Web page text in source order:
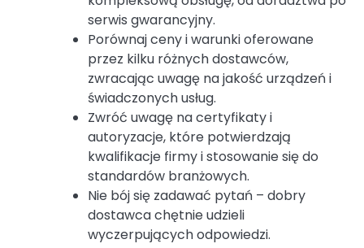
serwis gwarancyjny.
Porównaj ceny i warunki oferowane
przez kilku różnych dostawców,
zwracając uwagę na jakość urządzeń i
świadczonych usług.
Zwróć uwagę na certyfikaty i
autoryzacje, które potwierdzają
kwalifikacje firmy i stosowanie się do
standardów branżowych.
Nie bój się zadawać pytań – dobry
dostawca chętnie udzieli
wyczerpujących odpowiedzi.